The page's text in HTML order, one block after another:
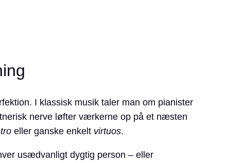
I klassisk musik taler man om pianister
nerve løfter værkerne op på et næsten
eller ganske enkelt virtuos.
usædvanligt dygtig person – eller